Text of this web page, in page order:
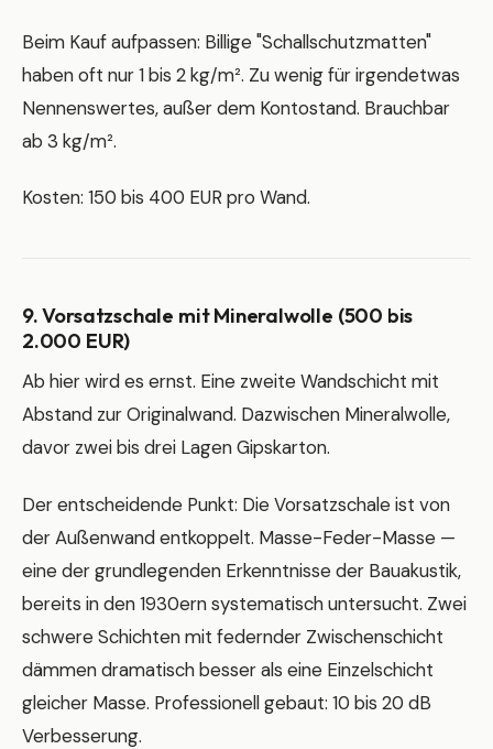
Beim Kauf aufpassen: Billige "Schallschutzmatten"
haben oft nur 1 bis 2 kg/m². Zu wenig für irgendetwas
Nennenswertes, außer dem Kontostand. Brauchbar
ab 3 kg/m².
Kosten: 150 bis 400 EUR pro Wand.
9. Vorsatzschale mit Mineralwolle (500 bis
2.000 EUR)
Ab hier wird es ernst. Eine zweite Wandschicht mit
Abstand zur Originalwand. Dazwischen Mineralwolle,
davor zwei bis drei Lagen Gipskarton.
Der entscheidende Punkt: Die Vorsatzschale ist von
der Außenwand entkoppelt. Masse-Feder-Masse —
eine der grundlegenden Erkenntnisse der Bauakustik,
bereits in den 1930ern systematisch untersucht. Zwei
schwere Schichten mit federnder Zwischenschicht
dämmen dramatisch besser als eine Einzelschicht
gleicher Masse. Professionell gebaut: 10 bis 20 dB
Verbesserung.